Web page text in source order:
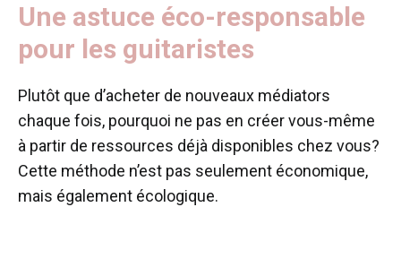
Une astuce éco-responsable
pour les guitaristes
Plutôt que d’acheter de nouveaux médiators
chaque fois, pourquoi ne pas en créer vous-même
à partir de ressources déjà disponibles chez vous?
Cette méthode n’est pas seulement économique,
mais également écologique.